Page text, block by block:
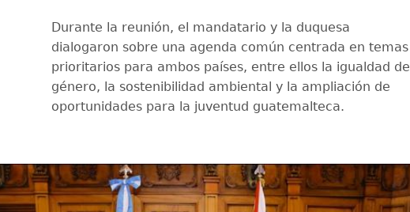
Durante la reunión, el mandatario y la duquesa
dialogaron sobre una agenda común centrada en temas
prioritarios para ambos países, entre ellos la igualdad de
género, la sostenibilidad ambiental y la ampliación de
oportunidades para la juventud guatemalteca.